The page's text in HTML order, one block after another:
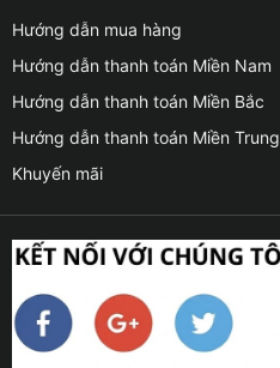
Hướng dẫn mua hàng
Hướng dẫn thanh toán Miền Nam
Hướng dẫn thanh toán Miền Bắc
Hướng dẫn thanh toán Miền Trung
Khuyến mãi